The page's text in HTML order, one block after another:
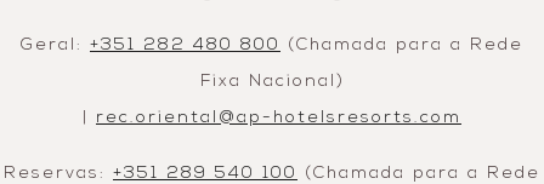
Geral: +351 282 480 800
(Chamada para a Rede
Fixa Nacional)
rec.oriental@ap-hotelsresorts.com
Reservas: +351 289 540 100
(Chamada para a Rede